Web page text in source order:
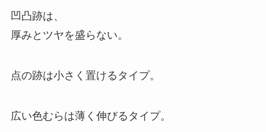
凹凸跡は、
厚みとツヤを盛らない。
点の跡は小さく置けるタイプ。
広い色むらは薄く伸びるタイプ。